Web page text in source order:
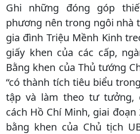
Ghi những đóng góp
phương nên trong ngôi nhà
gia đình Triệu Mềnh Kinh
giấy khen của các cấp,
Bằng khen của Thủ tướng
“có thành tích tiêu biểu
tập và làm theo tư tưởng,
cách Hồ Chí Minh, giai đoạn
bằng khen của Chủ tịch